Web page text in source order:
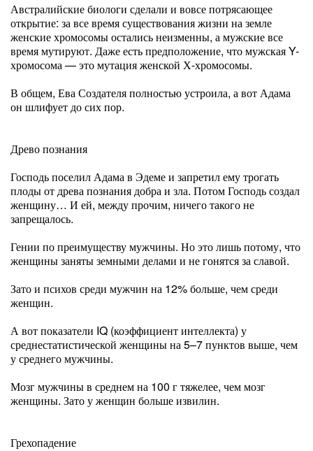
Австралийские биологи сделали и вовсе потрясающее
открытие: за все время существования жизни на земле
женские хромосомы остались неизменны, а мужские все
время мутируют. Даже есть предположение, что мужская Y-
хромосома — это мутация женской Х-хромосомы.
В общем, Ева Создателя полностью устроила, а вот Адама
он шлифует до сих пор.
Древо познания
Господь поселил Адама в Эдеме и запретил ему трогать
плоды от древа познания добра и зла. Потом Господь создал
женщину… И ей, между прочим, ничего такого не
запрещалось.
Гении по преимуществу мужчины. Но это лишь потому, что
женщины заняты земными делами и не гонятся за славой.
Зато и психов среди мужчин на 12% больше, чем среди
женщин.
А вот показатели IQ (коэффициент интеллекта) у
среднестатистической женщины на 5–7 пунктов выше, чем
у среднего мужчины.
Мозг мужчины в среднем на 100 г тяжелее, чем мозг
женщины. Зато у женщин больше извилин.
Грехопадение